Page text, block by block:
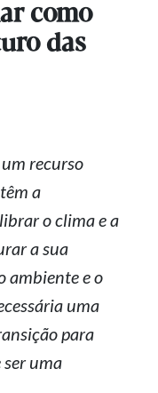
como
das
recurso
a
o clima e a
a sua
ambiente e o
uma
para
uma